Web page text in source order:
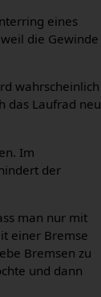
eines
die Gewinde
wahrscheinlich
das Laufrad neu
Im
der
man nur mit
einer Bremse
Bremsen zu
und dann